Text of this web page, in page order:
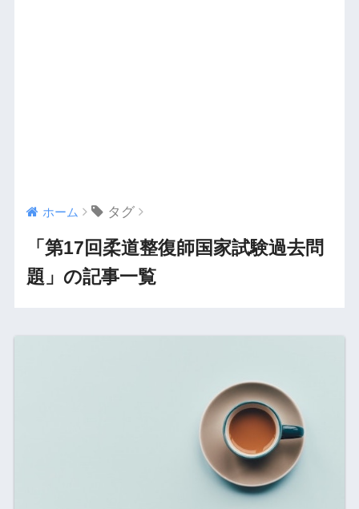
ホーム タグ
「第17回柔道整復師国家試験過去問
題」の記事一覧